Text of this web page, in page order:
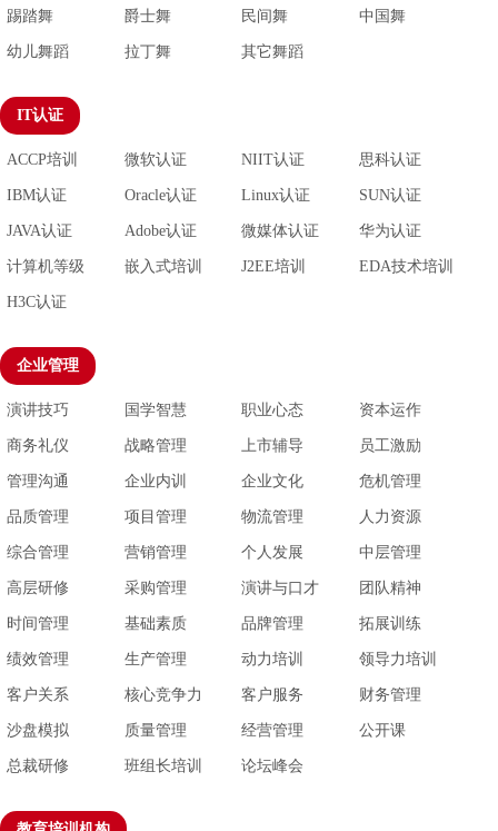
踢踏舞 爵士舞 民间舞 中国舞
幼儿舞蹈 拉丁舞 其它舞蹈
IT认证
ACCP培训 微软认证 NIIT认证 思科认证
IBM认证 Oracle认证 Linux认证 SUN认证
JAVA认证 Adobe认证 微媒体认证 华为认证
计算机等级 嵌入式培训 J2EE培训 EDA技术培训
H3C认证
企业管理
演讲技巧 国学智慧 职业心态 资本运作
商务礼仪 战略管理 上市辅导 员工激励
管理沟通 企业内训 企业文化 危机管理
品质管理 项目管理 物流管理 人力资源
综合管理 营销管理 个人发展 中层管理
高层研修 采购管理 演讲与口才 团队精神
时间管理 基础素质 品牌管理 拓展训练
绩效管理 生产管理 动力培训 领导力培训
客户关系 核心竞争力 客户服务 财务管理
沙盘模拟 质量管理 经营管理 公开课
总裁研修 班组长培训 论坛峰会